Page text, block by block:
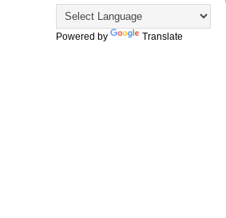
Powered by Translate